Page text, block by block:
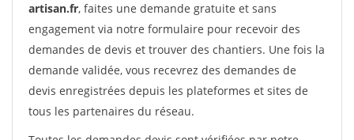
artisan.fr, faites une demande gratuite et sans
engagement via notre formulaire pour recevoir des
demandes de devis et trouver des chantiers. Une fois la
demande validée, vous recevrez des demandes de
devis enregistrées depuis les plateformes et sites de
tous les partenaires du réseau.